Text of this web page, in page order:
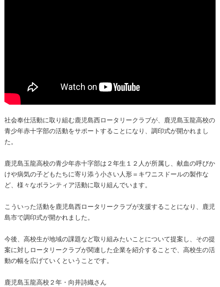
社会奉仕活動に取り組む鹿児島西ロータリークラブが、鹿児島玉龍高校の
青少年赤十字部の活動をサポートすることになり、調印式が開かれまし
た。
鹿児島玉龍高校の青少年赤十字部は２年生１２人が所属し、献血の呼びか
けや病気の子どもたちに寄り添う小さい人形＝キワニスドールの製作な
ど、様々なボランティア活動に取り組んでいます。
こういった活動を鹿児島西ロータリークラブが支援することになり、鹿児
島市で調印式が開かれました。
今後、高校生が地域の課題など取り組みたいことについて提案し、その提
案に対しロータリークラブが関連した企業を紹介することで、高校生の活
動の幅を広げていくということです。
鹿児島玉龍高校２年・向井詩織さん